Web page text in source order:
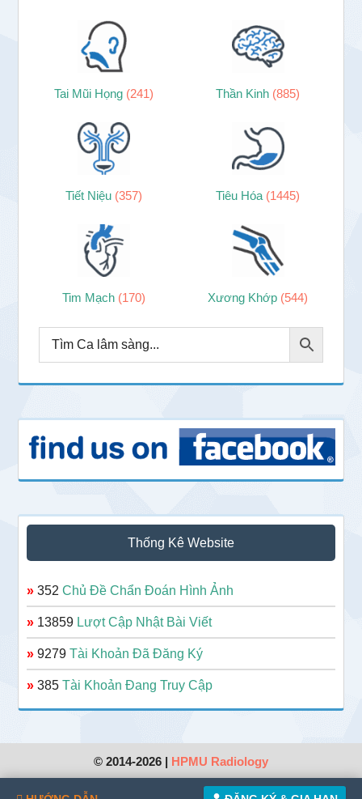
Tai Mũi Họng (241) Thần Kinh (885)
Tiết Niệu (357) Tiêu Hóa (1445)
Tim Mạch (170) Xương Khớp (544)
Thống Kê Website
» 352Chủ Đề Chẩn Đoán Hình Ảnh
» 13859 Lượt Cập Nhật Bài Viết
» 9279Tài Khoản Đã Đăng Ký
» 385Tài Khoản Đang Truy Cập
© 2014-2026 | HPMU Radiology